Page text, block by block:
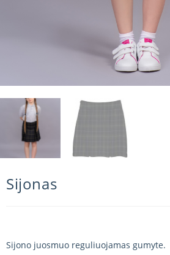
Sijonas
Sijono juosmuo reguliuojamas gumyte.